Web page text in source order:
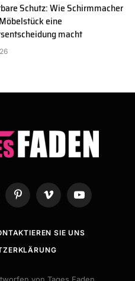
Schutz: Wie Schirmmacher
eine
macht
PinterestVimeo YouTube
SIE UNS